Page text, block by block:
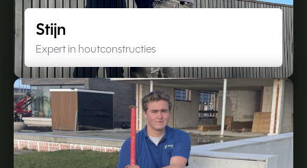
Stijn
Expert in houtconstructies